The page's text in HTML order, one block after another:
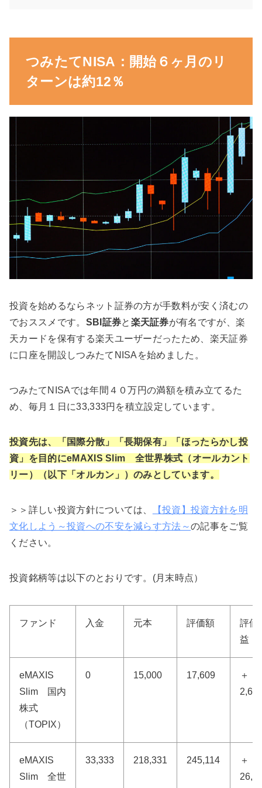
つみたてNISA：開始６ヶ月のリ
ターンは約12％
投資を始めるならネット証券の方が手数料が安く済むの
でおススメです。 SBI証券と 楽天証券が有名ですが、楽
天カードを保有する楽天ユーザーだったため、楽天証券
に口座を開設しつみたてNISAを始めました。
つみたてNISAでは年間４０万円の満額を積み立てるた
め、毎月１日に33,333円を積立設定しています。
投資先は、「国際分散」「長期保有」「ほったらかし投
資」を目的にeMAXIS Slim 全世界株式（オールカント
リー）（以下「オルカン」）のみとしています。
＞＞詳しい投資方針については、
【投資】投資方針を明
文化しよう～投資への不安を減らす方法～の記事をご覧
ください。
投資銘柄等は以下のとおりです。(月末時点）
ファンド 入金 元本 評価額
評価
益
eMAXIS
Slim 国内
株式
（TOPIX）
0 15,000 17,609
＋
eMAXIS
Slim 全世
33,333 218,331 245,114
＋